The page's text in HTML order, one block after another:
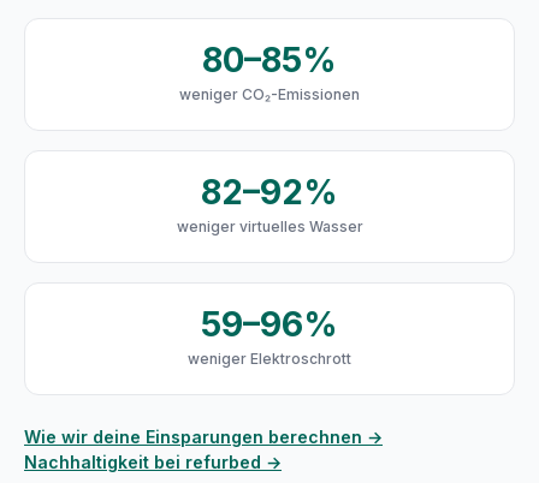
80–85%
weniger CO₂-Emissionen
82–92%
weniger virtuelles Wasser
59–96%
weniger Elektroschrott
Wie wir deine Einsparungen berechnen →
Nachhaltigkeit bei refurbed →